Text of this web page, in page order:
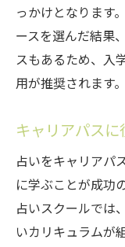
占いスク
栃木で人
占いスク
栃木の占
夢を形にす
占いスク
説
っかけとなります
ースを選んだ結果
スもあるため、入
用が推奨されます。
キャリアパス
占いをキャリアパ
に学ぶことが成功
占いスクールでは
いカリキュラムが